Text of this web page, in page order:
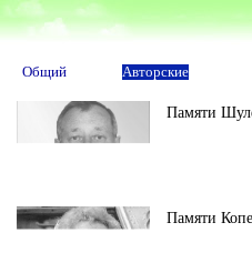
Общий Авторские
Памяти
Памяти